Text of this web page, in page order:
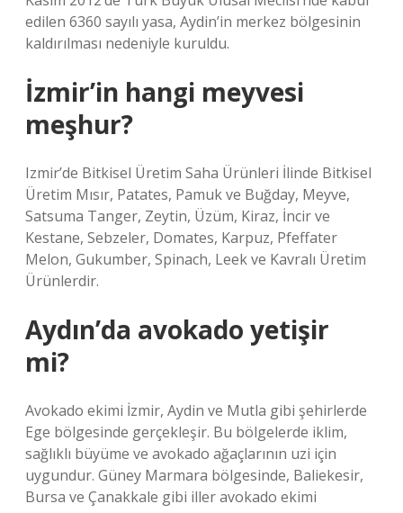
edilen 6360 sayılı yasa, Aydin’in merkez bölgesinin
kaldırılması nedeniyle kuruldu.
İzmir’in hangi meyvesi
meşhur?
Izmir’de Bitkisel Üretim Saha Ürünleri İlinde Bitkisel
Üretim Mısır, Patates, Pamuk ve Buğday, Meyve,
Satsuma Tanger, Zeytin, Üzüm, Kiraz, İncir ve
Kestane, Sebzeler, Domates, Karpuz, Pfeffater
Melon, Gukumber, Spinach, Leek ve Kavralı Üretim
Ürünlerdir.
Aydın’da avokado yetişir
mi?
Avokado ekimi İzmir, Aydin ve Mutla gibi şehirlerde
Ege bölgesinde gerçekleşir. Bu bölgelerde iklim,
sağlıklı büyüme ve avokado ağaçlarının uzi için
uygundur. Güney Marmara bölgesinde, Baliekesir,
Bursa ve Çanakkale gibi iller avokado ekimi